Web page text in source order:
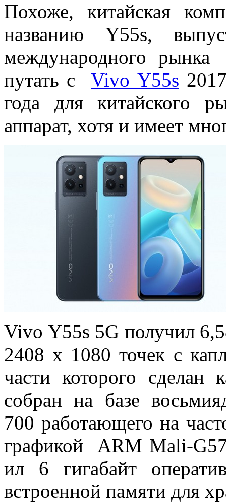
Похоже, китайская
названию Y55s,
международного
путать сVivo Y55s
года для китайского
аппарат, хотя и имеет
Vivo Y55s 5G получил
2408 х 1080 точек с
части которого сделан
собран на базе
700 работающего на
графикой ARM Mali-
ил 6 гигабайт
встроенной памяти для